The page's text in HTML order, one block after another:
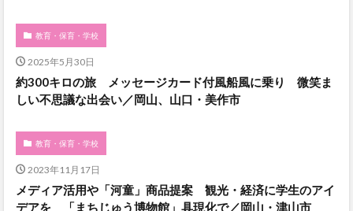
教育・保育・学校
2025年5月30日
約300キロの旅 メッセージカード付風船風に乗り 微笑ま
しい不思議な出会い／岡山、山口・美作市
教育・保育・学校
2023年11月17日
メディア活用や「河童」商品提案 観光・経済に学生のアイ
デアを 「まちじゅう博物館」具現化で／岡山・津山市